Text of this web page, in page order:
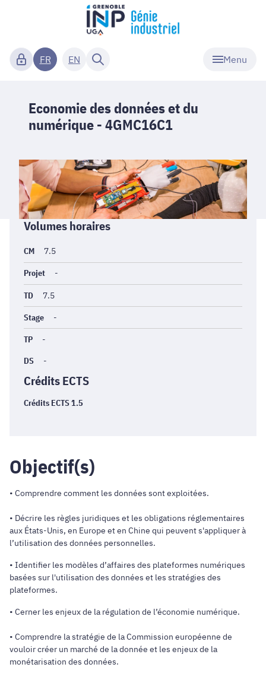
Menu
FR EN
Economie des données et du
numérique - 4GMC16C1
Informations
générales
Volumes horaires
CM 7.5
Projet -
TD 7.5
Stage -
TP -
DS -
Crédits ECTS
Crédits ECTS 1.5
Objectif(s)
• Comprendre comment les données sont exploitées.
• Décrire les règles juridiques et les obligations réglementaires
aux États-Unis, en Europe et en Chine qui peuvent s'appliquer à
l’utilisation des données personnelles.
• Identifier les modèles d’affaires des plateformes numériques
basées sur l'utilisation des données et les stratégies des
plateformes.
• Cerner les enjeux de la régulation de l’économie numérique.
• Comprendre la stratégie de la Commission européenne de
vouloir créer un marché de la donnée et les enjeux de la
monétarisation des données.